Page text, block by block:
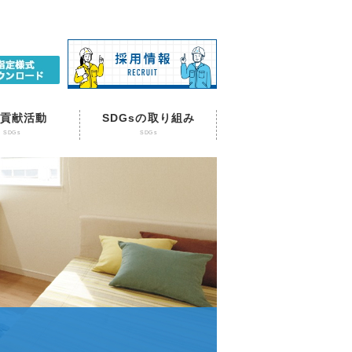
献活動 SDGsの取り組み